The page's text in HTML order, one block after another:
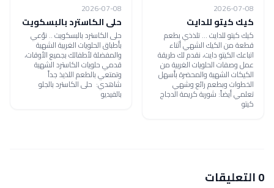
2026-07-08
كيك كيتو للدايت
كيك كيتو للدايت ... تلذذي بطعم
قطعة من الكيك الشهي أثناء
اتباعك الكيتو دايت، نقدم لك طريقة
عمل وصفات الحلويات الغربية من
الكيكات الشهية والمحضرة بأسهل
الخطوات وبطعم رائع وشهي
تعلمي أيضاً: شوربة كريمة الدجاج
كيتو
2026-07-08
حلى الكاسترد بالبسكويت
حلى الكاسترد بالبسكويت .. نوّعي
بأطباق الحلويات الغربية الشهية
والمفضلة لأطفالك بجميع الأوقات،
قدمي حلويات الكاسترد الشهية
وتمتعي بالطعم اللذيذ جداً
شاهدي: حلى الكاسترد بالجلو
بالفيديو
0 التعليقات